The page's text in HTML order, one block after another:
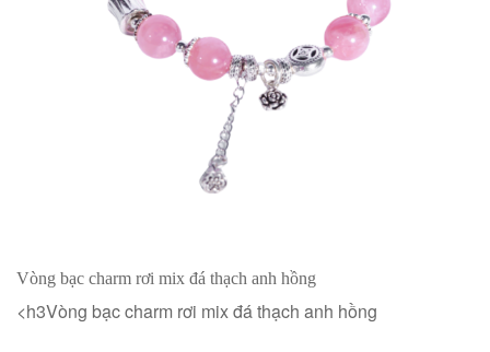
Vòng bạc charm rơi mix đá thạch anh hồng
<h3Vòng bạc charm rơi mix đá thạch anh hồng